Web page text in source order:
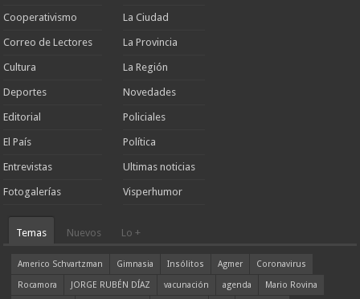
Cooperativismo
Correo de Lectores
Cultura
Deportes
Editorial
El País
Entrevistas
Fotogalerías
La Ciudad
La Provincia
La Región
Novedades
Policiales
Política
Ultimas noticias
Visperhumor
Temas Nuevos Lo +
Americo Schvartzman Gimnasia Insólitos Agmer
Coronavirus
Rocamora
JORGE RUBÉN DÍAZ vacunación agenda
Mario Rovina